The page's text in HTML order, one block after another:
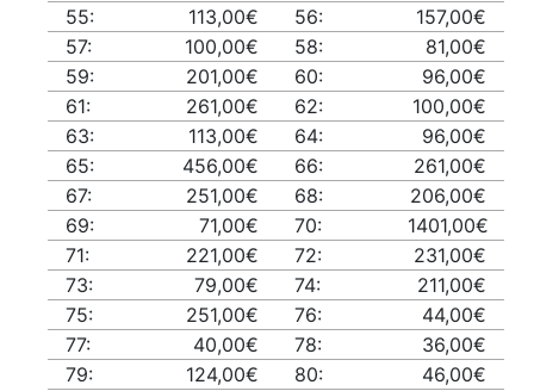
55:
113,00€ 56:
157,00€
57:
100,00€ 58:
81,00€
59:
201,00€ 60:
96,00€
61:
261,00€ 62:
100,00€
63:
113,00€ 64:
96,00€
65:
456,00€ 66:
261,00€
67:
251,00€ 68:
206,00€
69:
71,00€ 70:
1401,00€
71:
221,00€ 72:
231,00€
73:
79,00€ 74:
211,00€
75:
251,00€ 76:
44,00€
77:
40,00€ 78:
36,00€
79:
124,00€ 80:
46,00€